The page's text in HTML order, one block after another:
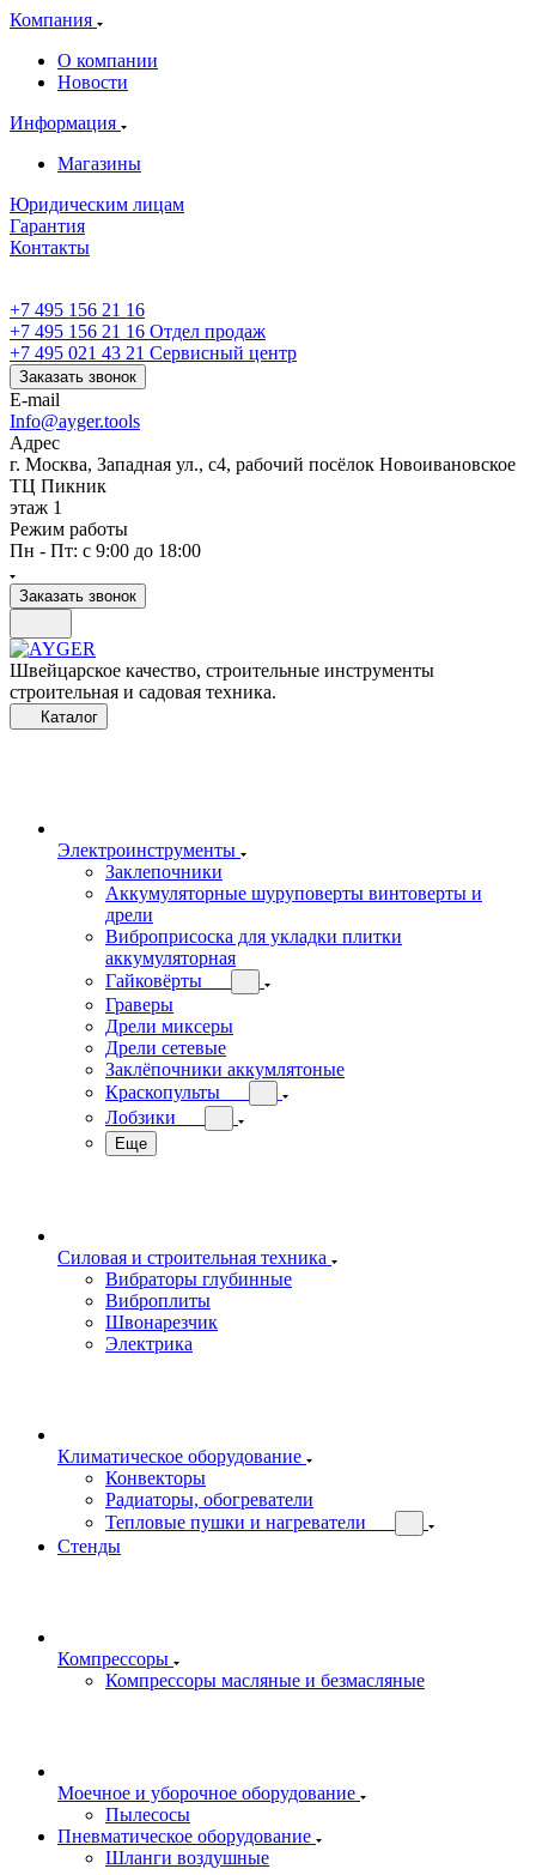
Компания
О компании
Новости
Информация
Магазины
Юридическим лицам
Гарантия
Контакты
+7 495 156 21 16
+7 495 156 21 16 Отдел продаж
+7 495 021 43 21 Cервисный центр
Заказать звонок
E-mail
Info@ayger.tools
Адрес
г. Москва, Западная ул., с4, рабочий посёлок Новоивановское
ТЦ Пикник
этаж 1
Режим работы
Пн - Пт: с 9:00 до 18:00
Заказать звонок
Швейцарское качество, строительные инструменты
строительная и садовая техника.
Каталог
Электроинструменты
Заклепочники
Аккумуляторные шуруповерты винтоверты и
дрели
Виброприсоска для укладки плитки
аккумуляторная
Гайковёрты
Граверы
Дрели миксеры
Дрели сетевые
Заклёпочники аккумлятоные
Краскопульты
Лобзики
Еще
Силовая и строительная техника
Вибраторы глубинные
Виброплиты
Швонарезчик
Электрика
Климатическое оборудование
Конвекторы
Радиаторы, обогреватели
Тепловые пушки и нагреватели
Стенды
Компрессоры
Компрессоры масляные и безмасляные
Моечное и уборочное оборудование
Пылесосы
Пневматическое оборудование
Шланги воздушные